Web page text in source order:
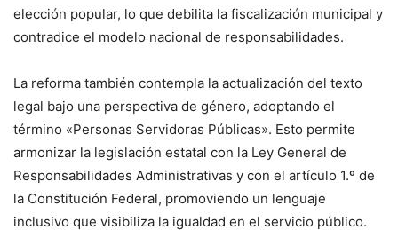
elección popular, lo que debilita la fiscalización municipal y
contradice el modelo nacional de responsabilidades.
La reforma también contempla la actualización del texto
legal bajo una perspectiva de género, adoptando el
término «Personas Servidoras Públicas». Esto permite
armonizar la legislación estatal con la Ley General de
Responsabilidades Administrativas y con el artículo 1.º de
la Constitución Federal, promoviendo un lenguaje
inclusivo que visibiliza la igualdad en el servicio público.